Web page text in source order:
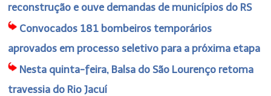
reconstrução e ouve demandas de municípios do RS
Convocados 181 bombeiros temporários
aprovados em processo seletivo para a próxima etapa
Nesta quinta-feira, Balsa do São Lourenço retoma
travessia do Rio Jacuí